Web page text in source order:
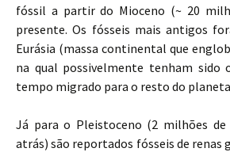
fóssil a partir do Mioceno (~ 20
presente. Os fósseis mais antigos
Eurásia (massa continental que
na qual possivelmente tenham sido
tempo migrado para o resto do
Já para o Pleistoceno (2 milhões de
atrás) são reportados fósseis de renas